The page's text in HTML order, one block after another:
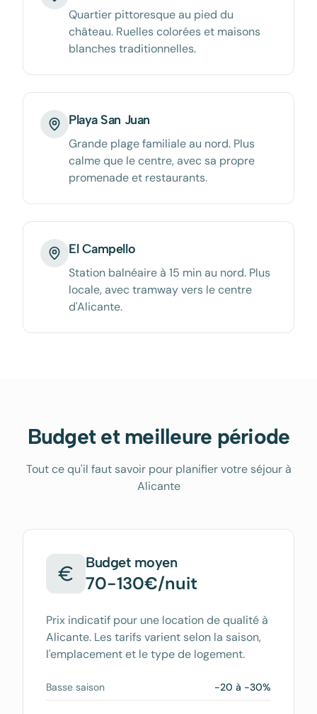
Quartier pittoresque au pied du
château. Ruelles colorées et maisons
blanches traditionnelles.
Playa San Juan
Grande plage familiale au nord. Plus
calme que le centre, avec sa propre
promenade et restaurants.
El Campello
Station balnéaire à 15 min au nord. Plus
locale, avec tramway vers le centre
d'Alicante.
Budget et meilleure période
Tout ce qu'il faut savoir pour planifier votre séjour à
Alicante
Budget moyen
70-130€/nuit
Prix indicatif pour une location de qualité à
Alicante. Les tarifs varient selon la saison,
l'emplacement et le type de logement.
Basse saison -20 à -30%